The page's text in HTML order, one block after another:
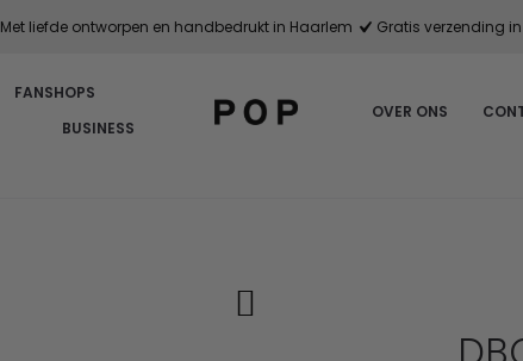
Met liefde ontworpen en handbedrukt in Haarlem Gratis verzending in
FANSHOPS
BUSINESS
OVER ONS